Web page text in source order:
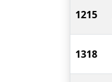
1215
1318